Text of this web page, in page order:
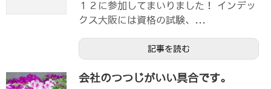
１２に参加してまいりました！ インデッ
クス大阪には資格の試験、...
記事を読む
会社のつつじがいい具合です。